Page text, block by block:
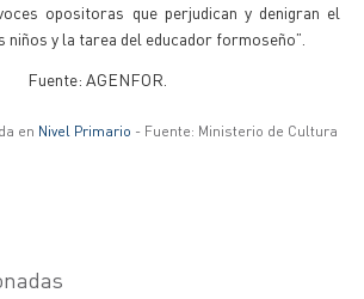
opositoras que perjudican y denigran el
y la tarea del educador formoseño”.
Fuente: AGENFOR.
en Nivel Primario - Fuente: Ministerio de Cultura